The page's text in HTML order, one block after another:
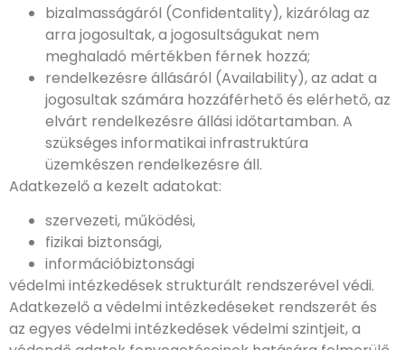
bizalmasságáról (Confidentality), kizárólag az
arra jogosultak, a jogosultságukat nem
meghaladó mértékben férnek hozzá;
rendelkezésre állásáról (Availability), az adat a
jogosultak számára hozzáférhető és elérhető, az
elvárt rendelkezésre állási időtartamban. A
szükséges informatikai infrastruktúra
üzemkészen rendelkezésre áll.
Adatkezelő a kezelt adatokat:
szervezeti, működési,
fizikai biztonsági,
információbiztonsági
védelmi intézkedések strukturált rendszerével védi.
Adatkezelő a védelmi intézkedéseket rendszerét és
az egyes védelmi intézkedések védelmi szintjeit, a